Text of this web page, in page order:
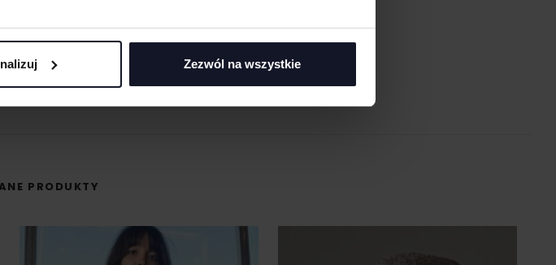
Zezwól na wszystkie
zdobień lub współpracy, nasi
Ci pomogą.
POPROŚ O WYCENĘ
PRODUKTY